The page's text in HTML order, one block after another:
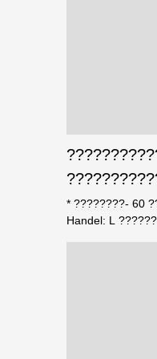
* ????????- 60
Handel: L